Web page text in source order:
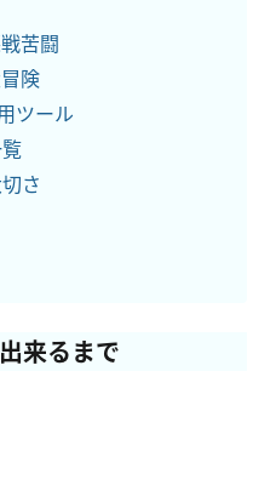
苦闘
険
ツール
さ
来るまで